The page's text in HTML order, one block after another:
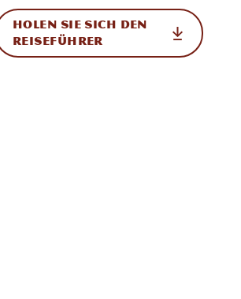
HOLEN SIE SICH DEN
REISEFÜHRER